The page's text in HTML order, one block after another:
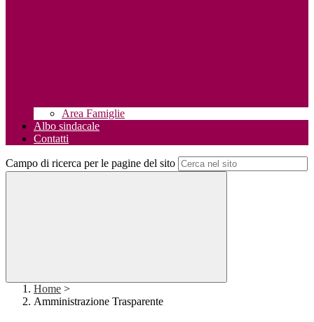
Area Famiglie
Albo sindacale
Contatti
Campo di ricerca per le pagine del sito
Home >
Amministrazione Trasparente